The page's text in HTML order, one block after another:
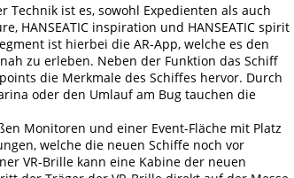
Technik ist es, sowohl Expedienten als auch
HANSEATIC inspiration und HANSEATIC spirit
ist hierbei die AR-App, welche es den
zu erleben. Neben der Funktion das Schiff
die Merkmale des Schiffes hervor. Durch
oder den Umlauf am Bug tauchen die
Monitoren und einer Event-Fläche mit Platz
welche die neuen Schiffe noch vor
VR-Brille kann eine Kabine der neuen
Hamburg Cruise Net e. V.
Wexstrasse 7
20355 Hamburg
info@hamburgcruise.net